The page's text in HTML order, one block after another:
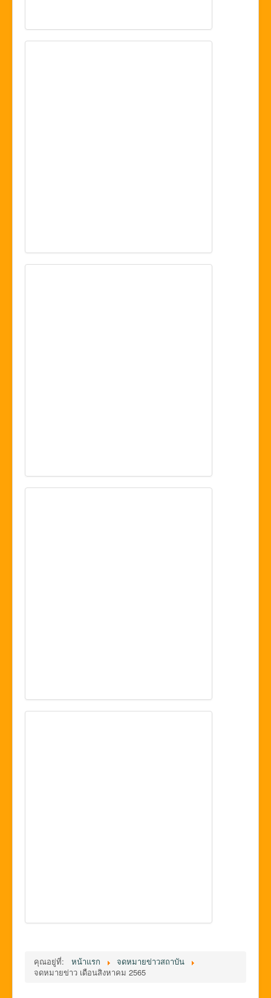
คุณอยู่ที่: หน้าแรก
จดหมายข่าวสถาบัน
จดหมายข่าว เดือนสิงหาคม 2565